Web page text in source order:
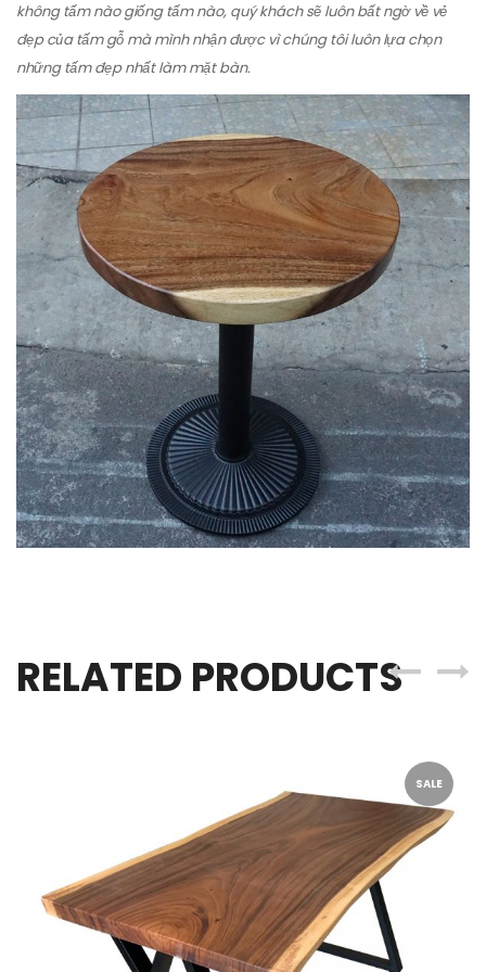
không tấm nào giống tấm nào, quý khách sẽ luôn bất ngờ về vẻ
đẹp của tấm gỗ mà mình nhận được vì chúng tôi luôn lựa chọn
những tấm đẹp nhất làm mặt bàn.
RELATED PRODUCTS
SALE